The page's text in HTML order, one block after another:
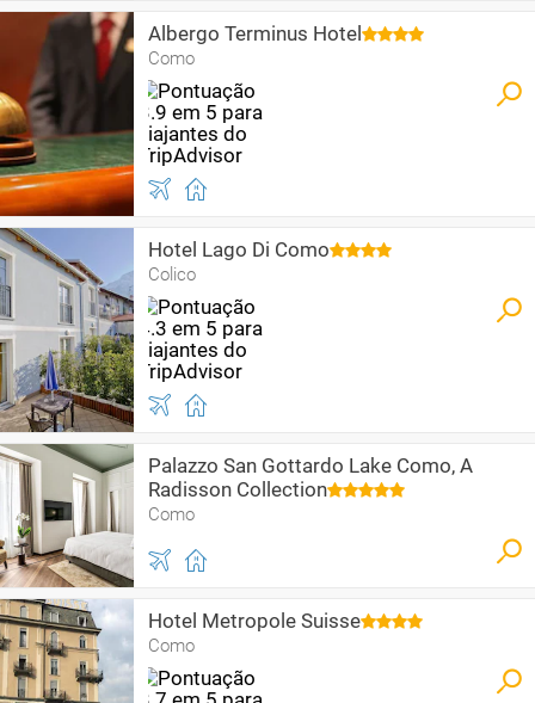
Albergo Terminus Hotel
Como
Hotel Lago Di Como
Colico
Palazzo San Gottardo Lake Como, A
Radisson Collection
Como
Hotel Metropole Suisse
Como